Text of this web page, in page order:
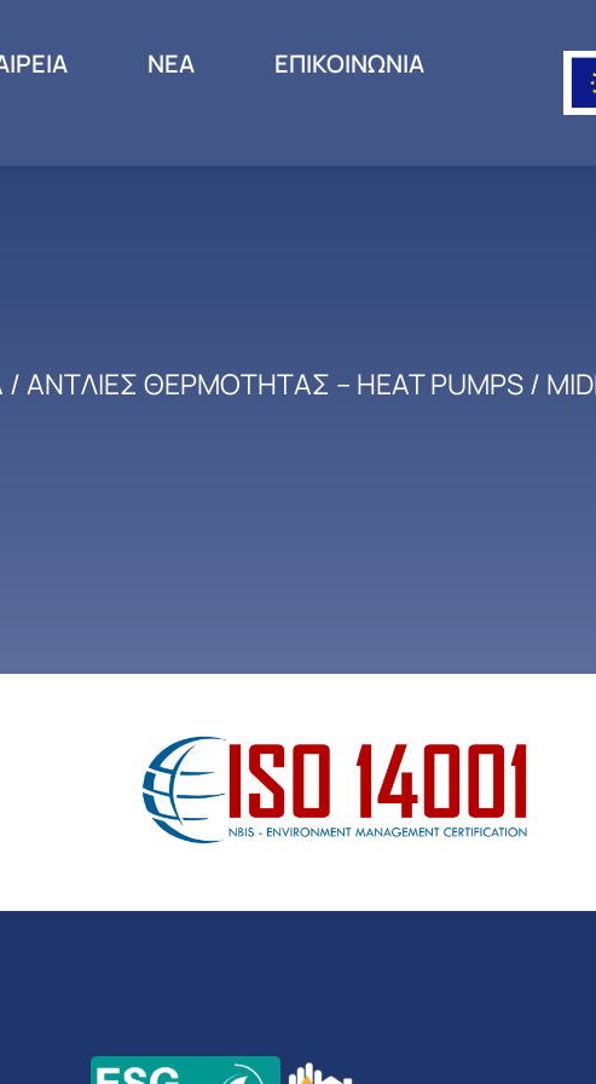
ΝΕΑ ΕΠΙΚΟΙΝΩΝΙΑ
/ΑΝΤΛΙΕΣ ΘΕΡΜΟΤΗΤΑΣ – HEAT PUMPS/